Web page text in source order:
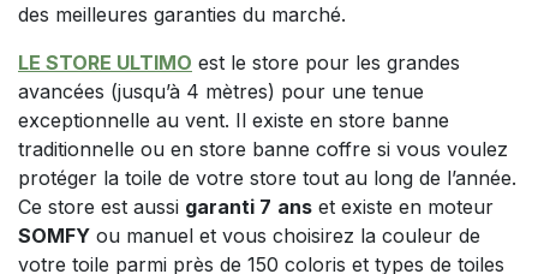
des meilleures garanties du marché.
LE STORE ULTIMO est le store pour les grandes
avancées (jusqu’à 4 mètres) pour une tenue
exceptionnelle au vent. Il existe en store banne
traditionnelle ou en store banne coffre si vous voulez
protéger la toile de votre store tout au long de l’année.
Ce store est aussi garanti 7 ans et existe en moteur
SOMFY ou manuel et vous choisirez la couleur de
votre toile parmi près de 150 coloris et types de toiles